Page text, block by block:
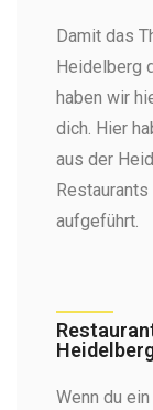
Damit das
Heidelberg
haben wir
dich. Hier
aus der
aufgeführt.
Wenn du